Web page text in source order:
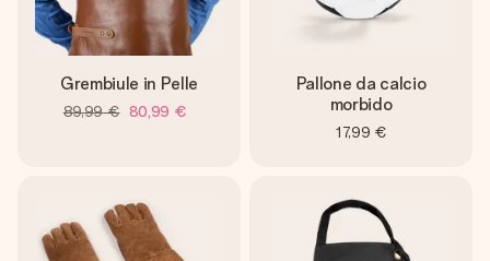
Grembiule in Pelle
89,99 € 80,99 €
Pallone da calcio
morbido
17,99 €